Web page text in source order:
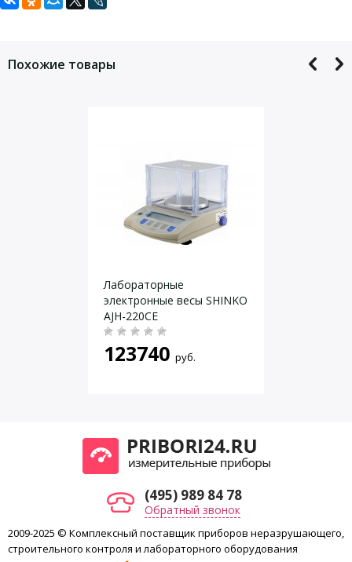
Технические характеристики:
Max, г
Класс точности по ГОСТ
Высокий II
Диаметр чашки, мм
Автоматическая юстировка
Задать вопрос
обработку персональных данных
Похожие товары
Лабораторные
электронные весы SHINKO
AJH-220CE
123740 руб.
(495) 989 84 78
Обратный звонок
2009-2025 © Комплексный поставщик приборов неразрушающего,
строительного контроля и лабораторного оборудования